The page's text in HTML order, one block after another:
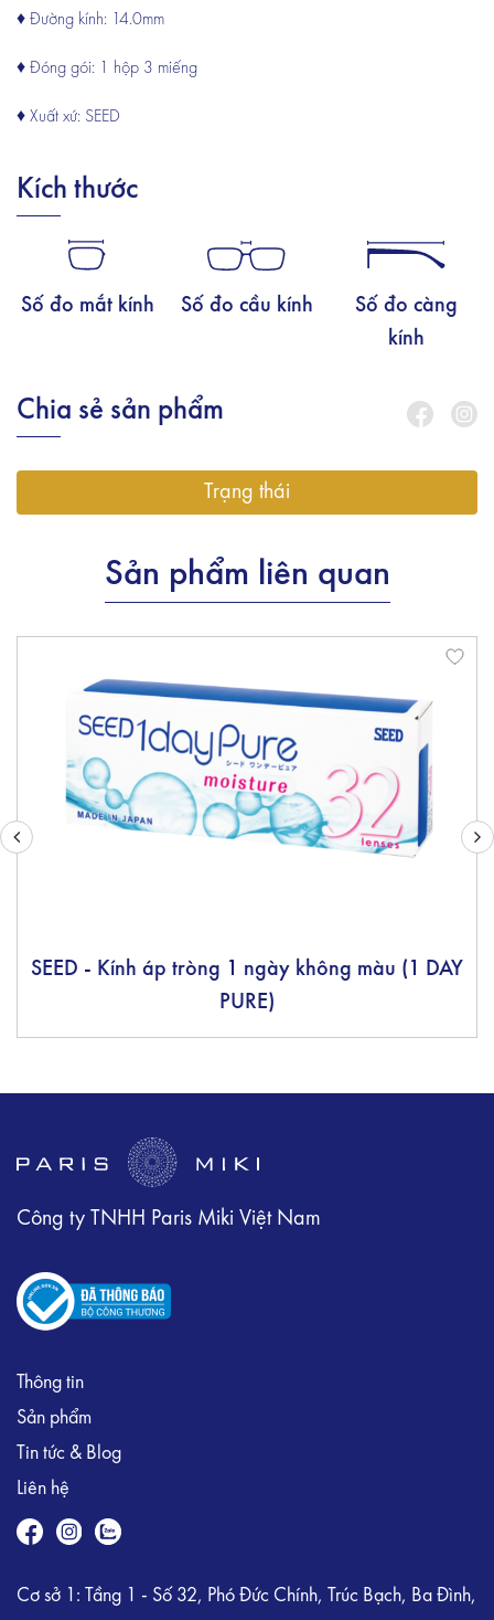
♦ Đường kính: 14.0mm
♦ Đóng gói: 1 hộp 3 miếng
♦ Xuất xứ: SEED
Kích thước
Số đo mắt kính Số đo cầu kính
Số đo càng
kính
Chia sẻ sản phẩm
Trạng thái
Sản phẩm liên quan
SEED - Kính áp tròng 1 ngày không màu (1 DAY
PURE)
Công ty TNHH Paris Miki Việt Nam
Thông tin
Sản phẩm
Tin tức & Blog
Liên hệ
Cơ sở 1: Tầng 1 - Số 32, Phó Đức Chính, Trúc Bạch, Ba Đình,